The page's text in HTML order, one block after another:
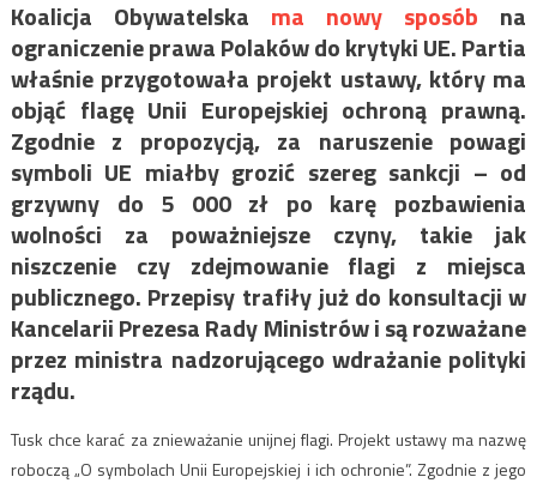
Koalicja Obywatelska ma nowy sposób na
ograniczenie prawa Polaków do krytyki UE. Partia
właśnie przygotowała projekt ustawy, który ma
objąć flagę Unii Europejskiej ochroną prawną.
Zgodnie z propozycją, za naruszenie powagi
symboli UE miałby grozić szereg sankcji – od
grzywny do 5 000 zł po karę pozbawienia
wolności za poważniejsze czyny, takie jak
niszczenie czy zdejmowanie flagi z miejsca
publicznego. Przepisy trafiły już do konsultacji w
Kancelarii Prezesa Rady Ministrów i są rozważane
przez ministra nadzorującego wdrażanie polityki
rządu.
Tusk chce karać za znieważanie unijnej flagi. Projekt ustawy ma nazwę
roboczą „O symbolach Unii Europejskiej i ich ochronie”. Zgodnie z jego